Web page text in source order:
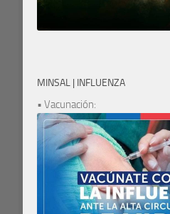
MINSAL | INFLUENZA
• Vacunación: